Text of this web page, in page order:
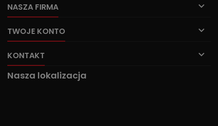
NASZA FIRMA 
TWOJE KONTO 
KONTAKT 
Nasza lokalizacja